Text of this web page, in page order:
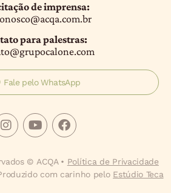
de imprensa:
para palestras:
Fale pelo WhatsApp
© ACQA • Política de Privacidade
com carinho pelo Estúdio Teca